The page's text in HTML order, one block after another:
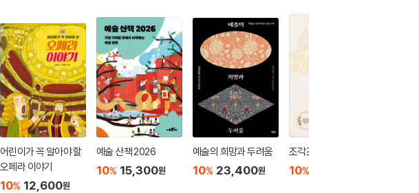
어린이가 꼭 알아야 할
오페라 이야기
10% 12,600원
예술 산책 2026
10% 15,300원
예술의 희망과 두려움
10% 23,400원
조각조각 미학 일기
10%